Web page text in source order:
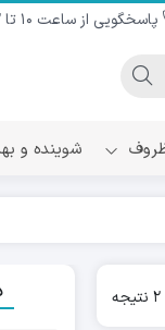
پاسخگویی از ساعت 10 تا 22 (425 7575 0902 - 02191016284)
سرد
شوینده و
Sorted